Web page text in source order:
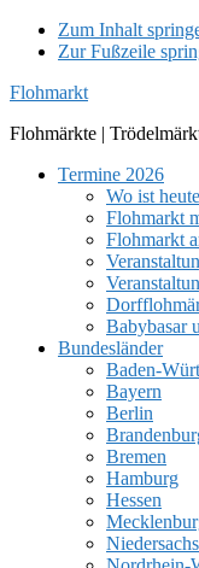
Zum Inhalt
Zur Fußzeile
Flohmarkt
Flohmärkte |
Termine 2026
Wo ist
Flohmarkt
Flohmarkt
Babybasar
Bundesländer
Baden-
Bayern
Berlin
Bremen
Hamburg
Hessen